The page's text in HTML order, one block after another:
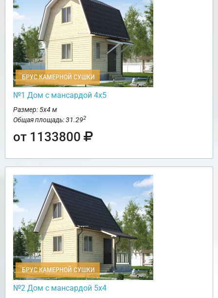
БРУС КАМЕРНОЙ СУШКИ
№1 Дом с мансардой 4х5
Размер: 5х4 м
Общая площадь: 31.292
от 1133800
БРУС КАМЕРНОЙ СУШКИ
№2 Дом с мансардой 5х4